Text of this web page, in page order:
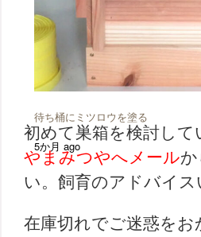
待ち桶にミツロウを塗る
5か月 ago
初めて巣箱を検討して
やまみつやへメール
い。飼育のアドバイス
在庫切れでご迷惑を